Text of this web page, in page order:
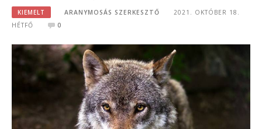
KIEMELT ARANYMOSÁS SZERKESZTŐ
2021. OKTÓBER 18.
HÉTFŐ
0